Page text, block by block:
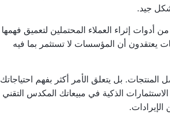
جيد.
إثراء العملاء المحتملين لتعميق فهمها
يعتقدون أن المؤسسات لا تستثمر بما فيه
بل يتعلق الأمر أكثر بفهم احتياجاتك
الذكية في مبيعاتك المكدس التقني